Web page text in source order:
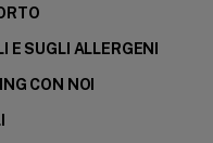
SUGLI ALLERGENI
CON NOI